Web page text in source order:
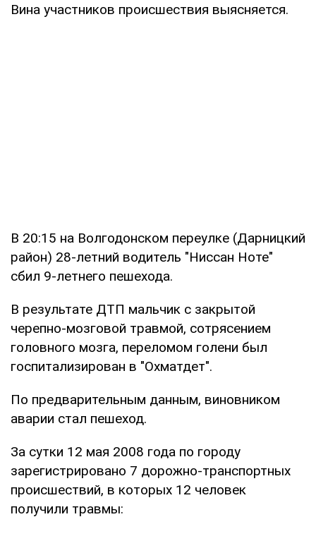
Вина участников происшествия выясняется.
В 20:15 на Волгодонском переулке (Дарницкий
район) 28-летний водитель "Ниссан Ноте"
сбил 9-летнего пешехода.
В результате ДТП мальчик с закрытой
черепно-мозговой травмой, сотрясением
головного мозга, переломом голени был
госпитализирован в "Охматдет".
По предварительным данным, виновником
аварии стал пешеход.
За сутки 12 мая 2008 года по городу
зарегистрировано 7 дорожно-транспортных
происшествий, в которых 12 человек
получили травмы: